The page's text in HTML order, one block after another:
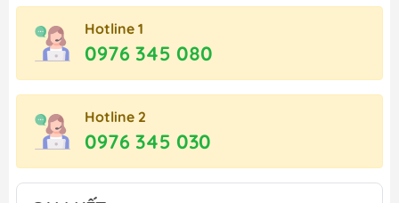
Hotline 1
0976 345 080
Hotline 2
0976 345 030